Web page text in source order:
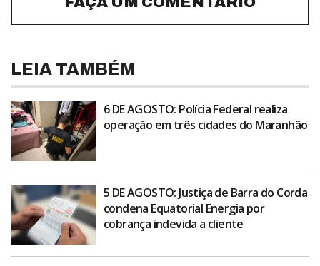
LEIA TAMBÉM
6 DE AGOSTO: Polícia Federal realiza
operação em três cidades do Maranhão
5 DE AGOSTO: Justiça de Barra do Corda
condena Equatorial Energia por
cobrança indevida a cliente